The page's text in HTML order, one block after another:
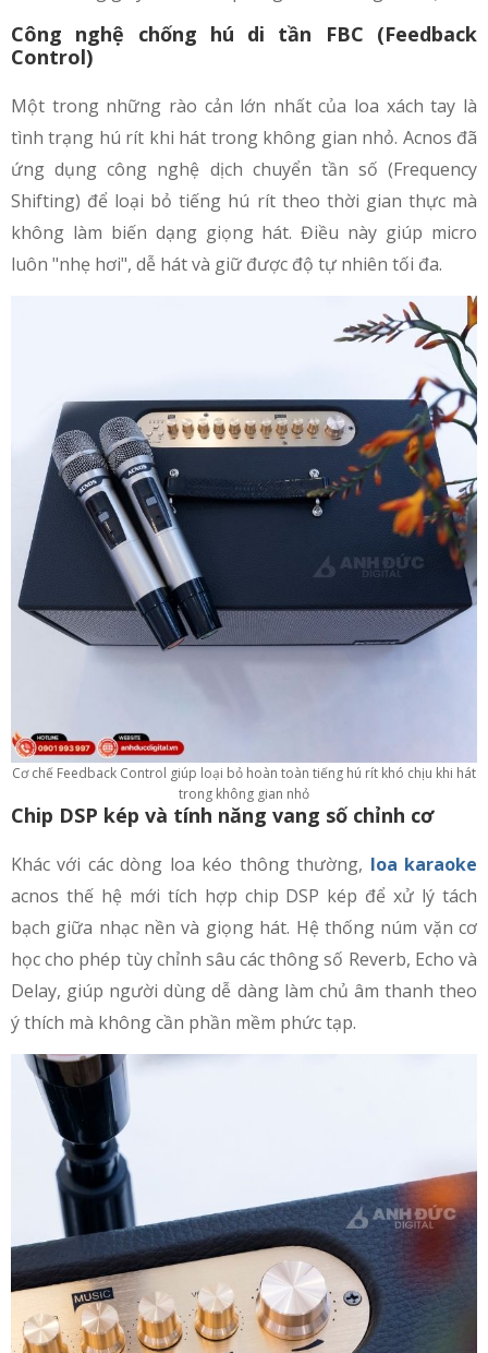
Công nghệ chống hú di tần FBC (Feedback
Control)
Một trong những rào cản lớn nhất của loa xách tay là
tình trạng hú rít khi hát trong không gian nhỏ. Acnos đã
ứng dụng công nghệ dịch chuyển tần số (Frequency
Shifting) để loại bỏ tiếng hú rít theo thời gian thực mà
không làm biến dạng giọng hát. Điều này giúp micro
luôn "nhẹ hơi", dễ hát và giữ được độ tự nhiên tối đa.
Cơ chế Feedback Control giúp loại bỏ hoàn toàn tiếng hú rít khó chịu khi hát
trong không gian nhỏ
Chip DSP kép và tính năng vang số chỉnh cơ
Khác với các dòng loa kéo thông thường, loa karaoke
acnos thế hệ mới tích hợp chip DSP kép để xử lý tách
bạch giữa nhạc nền và giọng hát. Hệ thống núm vặn cơ
học cho phép tùy chỉnh sâu các thông số Reverb, Echo và
Delay, giúp người dùng dễ dàng làm chủ âm thanh theo
ý thích mà không cần phần mềm phức tạp.